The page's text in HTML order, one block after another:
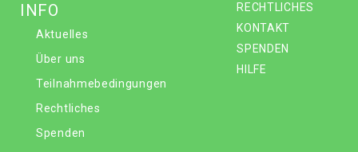
RECHTLICHES
KONTAKT
SPENDEN
HILFE
INFO
Aktuelles
Über uns
Teilnahmebedingungen
Rechtliches
Spenden